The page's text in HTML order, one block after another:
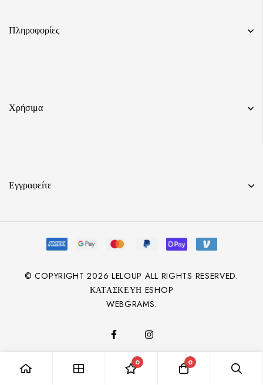
Πληροφορίες
Χρήσιμα
Εγγραφείτε
© COPYRIGHT2026 LELOUP ALL RIGHTS RESERVED.
ΚΑΤΑΣΚΕΥΉ ESHOP
WEBGRAMS.
0 0